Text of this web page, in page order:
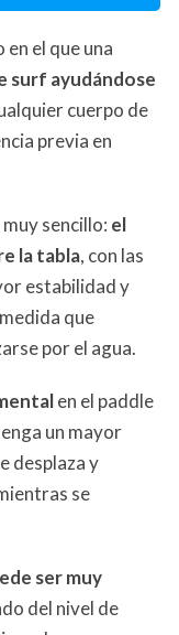
el que una
surf ayudándose
cuerpo de
previa en
sencillo: el
la tabla, con las
estabilidad y
que
por el agua.
en el paddle
un mayor
desplaza y
se
ser muy
del nivel de